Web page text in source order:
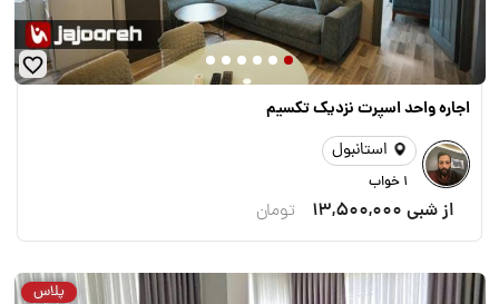
اجاره واحد اسپرت نزدیک تکسیم
استانبول
1 خواب
از شبی 13,500,000 تومان
پلاس